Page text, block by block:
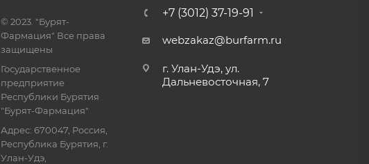
© 2023. "Бурят-
Фармация" Все права
защищены
Государственное
предприятие
Республики Бурятия
"Бурят-Фармация"
Адрес: 670047, Россия,
Республика Бурятия, г.
Улан-Удэ,
+7 (3012) 37-19-91
webzakaz@burfarm.ru
г. Улан-Удэ, ул.
Дальневосточная, 7